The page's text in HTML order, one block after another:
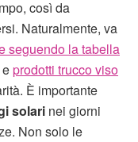
così da
Naturalmente, va
seguendo la tabella
prodotti trucco viso
È importante
solari nei giorni
Non solo le